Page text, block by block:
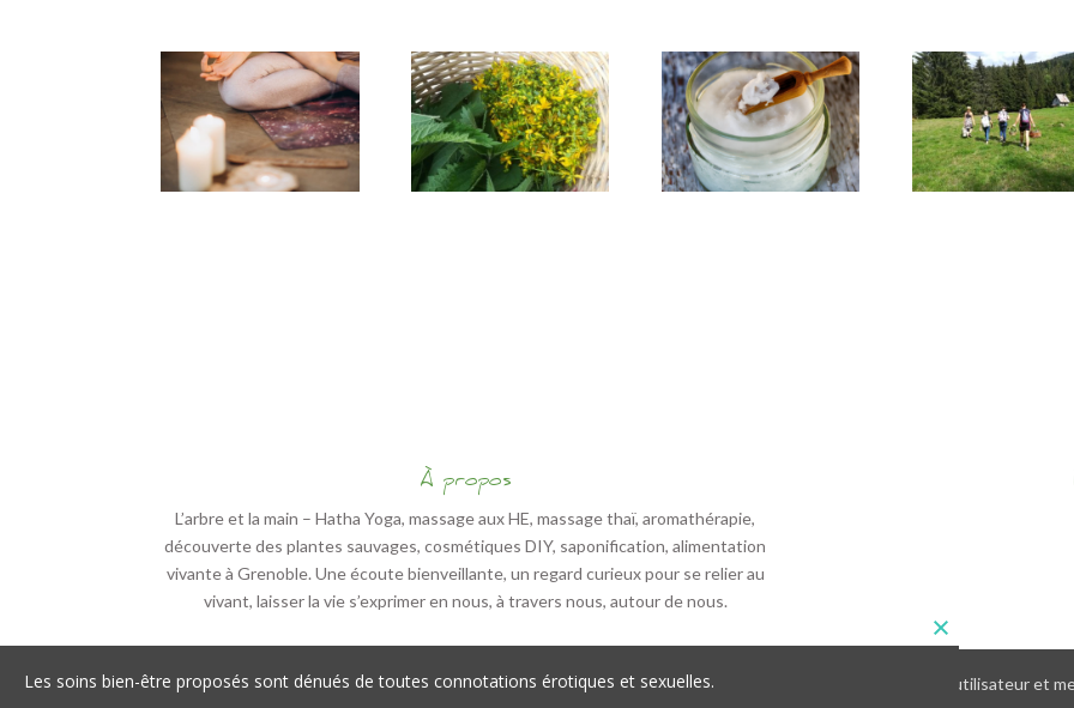
À propos
L’arbre et la main – Hatha Yoga, massage aux HE, massage thaï, aromathérapie,
découverte des plantes sauvages, cosmétiques DIY, saponification, alimentation
vivante à Grenoble. Une écoute bienveillante, un regard curieux pour se relier au
vivant, laisser la vie s’exprimer en nous, à travers nous, autour de nous.
Mentions légalesFructiweb : site etréférencement web à Grenoble
En poursuivant votre navigation sur ce site, vous acceptez l’utilisation de cookies pour améliorer votre expérience utilisateur et
Les soins bien-être proposés sont dénués de toutes connotations érotiques et sexuelles.